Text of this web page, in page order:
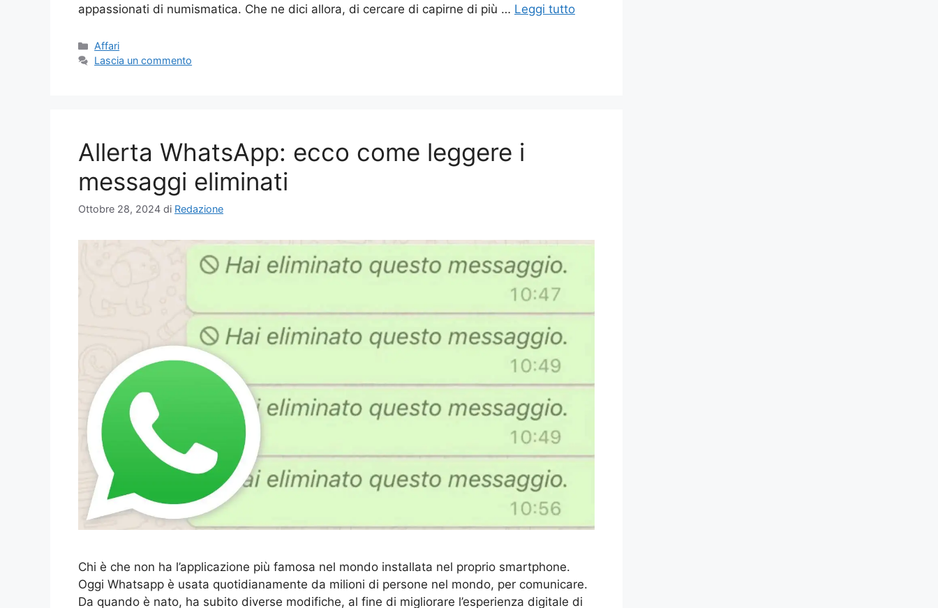
appassionati di numismatica. Che ne dici allora, di cercare di capirne di più … Leggi tutto
Categorie
Affari
Lascia un commento
Allerta WhatsApp: ecco come leggere i
messaggi eliminati
Ottobre 28, 2024 di Redazione
Chi è che non ha l’applicazione più famosa nel mondo installata nel proprio smartphone.
Oggi Whatsapp è usata quotidianamente da milioni di persone nel mondo, per comunicare.
Da quando è nato, ha subito diverse modifiche, al fine di migliorare l’esperienza digitale di